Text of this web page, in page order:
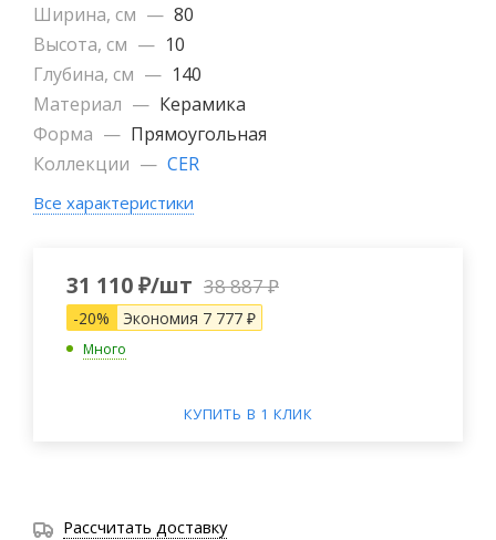
Ширина, см — 80
Высота, см — 10
Глубина, см — 140
Материал — Керамика
Форма — Прямоугольная
Коллекции — CER
Все характеристики
31 110₽/шт 38 887₽
-20% Экономия 7 777 ₽
Много
КУПИТЬ В 1 КЛИК
Рассчитать доставку